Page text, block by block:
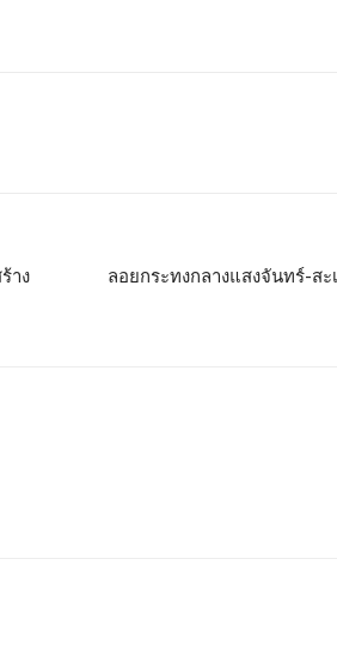
าง
ลอยกระทงกลางแสงจันทร์-สะ